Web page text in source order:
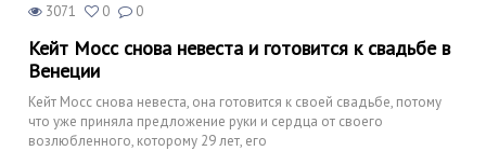
3071 0 0
Кейт Мосс снова невеста и готовится к свадьбе в
Венеции
Кейт Мосс снова невеста, она готовится к своей свадьбе, потому
что уже приняла предложение руки и сердца от своего
возлюбленного, которому 29 лет, его